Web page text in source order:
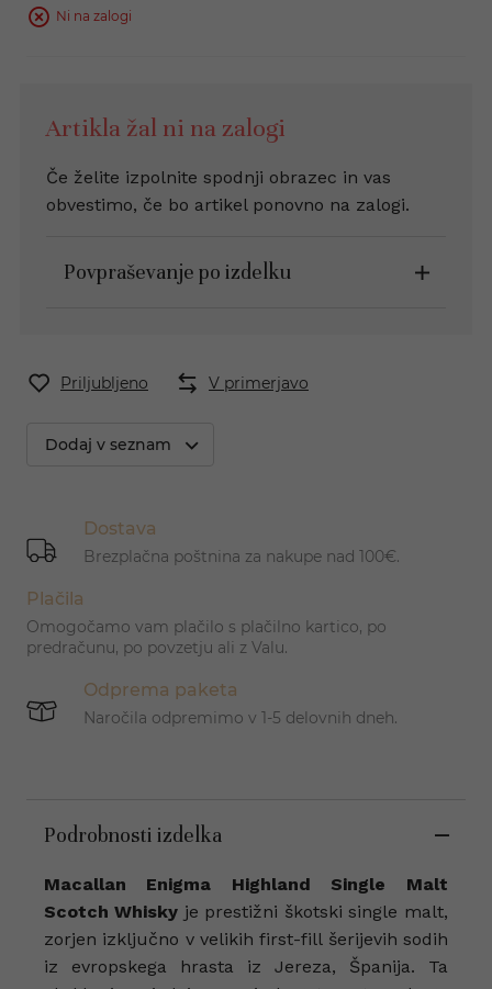
Ni na zalogi
Artikla žal ni na zalogi
Če želite izpolnite spodnji obrazec in vas
obvestimo, če bo artikel ponovno na zalogi.
Povpraševanje po izdelku
Priljubljeno V primerjavo
Dodaj v seznam
Dostava
Brezplačna poštnina za nakupe nad 100€.
Plačila
Omogočamo vam plačilo s plačilno kartico, po
predračunu, po povzetju ali z Valu.
Odprema paketa
Naročila odpremimo v 1-5 delovnih dneh.
Podrobnosti izdelka
Macallan Enigma Highland Single Malt
Scotch Whisky je prestižni škotski single malt,
zorjen izključno v velikih first-fill šerijevih sodih
iz evropskega hrasta iz Jereza, Španija. Ta